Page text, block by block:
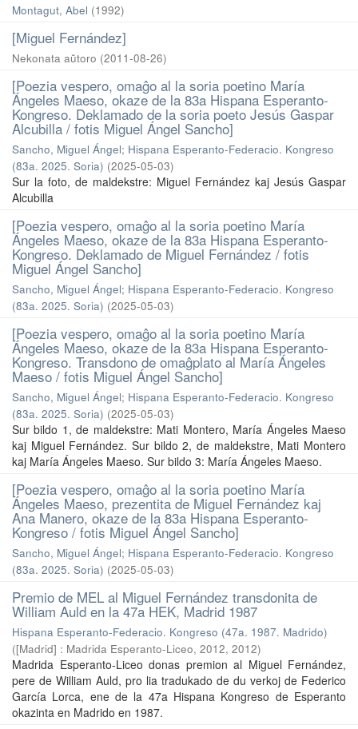
Montagut, Abel (1992)
[Miguel Fernández]
Nekonata aŭtoro (2011-08-26)
[Poezia vespero, omaĝo al la soria poetino María
Ángeles Maeso, okaze de la 83a Hispana Esperanto-
Kongreso. Deklamado de la soria poeto Jesús Gaspar
Alcubilla / fotis Miguel Ángel Sancho]
Sancho, Miguel Ángel; Hispana Esperanto-Federacio. Kongreso
(83a. 2025. Soria) (2025-05-03)
Sur la foto, de maldekstre: Miguel Fernández kaj Jesús Gaspar
Alcubilla
[Poezia vespero, omaĝo al la soria poetino María
Ángeles Maeso, okaze de la 83a Hispana Esperanto-
Kongreso. Deklamado de Miguel Fernández / fotis
Miguel Ángel Sancho]
Sancho, Miguel Ángel; Hispana Esperanto-Federacio. Kongreso
(83a. 2025. Soria) (2025-05-03)
[Poezia vespero, omaĝo al la soria poetino María
Ángeles Maeso, okaze de la 83a Hispana Esperanto-
Kongreso. Transdono de omaĝplato al María Ángeles
Maeso / fotis Miguel Ángel Sancho]
Sancho, Miguel Ángel; Hispana Esperanto-Federacio. Kongreso
(83a. 2025. Soria) (2025-05-03)
Sur bildo 1, de maldekstre: Mati Montero, María Ángeles Maeso
kaj Miguel Fernández. Sur bildo 2, de maldekstre, Mati Montero
kaj María Ángeles Maeso. Sur bildo 3: María Ángeles Maeso.
[Poezia vespero, omaĝo al la soria poetino María
Ángeles Maeso, prezentita de Miguel Fernández kaj
Ana Manero, okaze de la 83a Hispana Esperanto-
Kongreso / fotis Miguel Ángel Sancho]
Sancho, Miguel Ángel; Hispana Esperanto-Federacio. Kongreso
(83a. 2025. Soria) (2025-05-03)
Premio de MEL al Miguel Fernández transdonita de
William Auld en la 47a HEK, Madrid 1987
Hispana Esperanto-Federacio. Kongreso (47a. 1987. Madrido)
([Madrid] : Madrida Esperanto-Liceo, 2012, 2012)
Madrida Esperanto-Liceo donas premion al Miguel Fernández,
pere de William Auld, pro lia tradukado de du verkoj de Federico
García Lorca, ene de la 47a Hispana Kongreso de Esperanto
okazinta en Madrido en 1987.